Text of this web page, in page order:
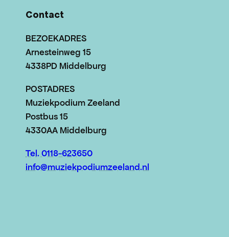
Contact
BEZOEKADRES
Arnesteinweg 15
4338PD Middelburg
POSTADRES
Muziekpodium Zeeland
Postbus 15
4330AA Middelburg
Tel. 0118-623650
info@muziekpodiumzeeland.nl